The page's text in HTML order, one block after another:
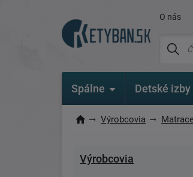
O nás
Spálne Detské izby
Výrobcovia
Výrobcovia